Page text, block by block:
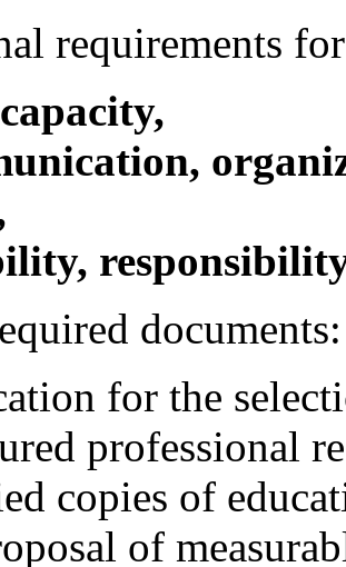
requirements
documents:
for the
professional
copies of
of